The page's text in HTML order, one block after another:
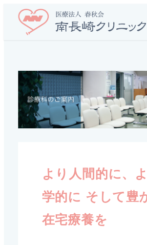
より人間的に、
学的に そして豊
在宅療養を